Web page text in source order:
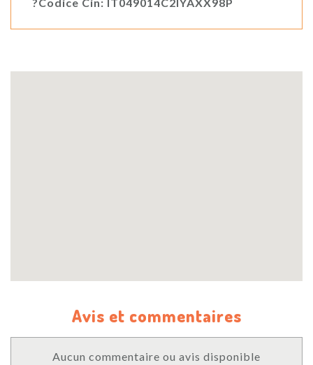
Avis et commentaires
Aucun commentaire ou avis disponible